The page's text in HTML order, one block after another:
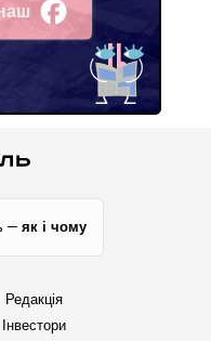
— як і чому
Редакція
Інвестори